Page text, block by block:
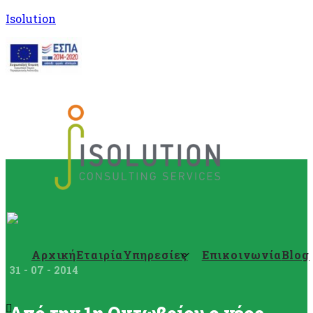
Isolution
ΑρχικήΕταιρίαΥπηρεσίες ΕπικοινωνίαBlog
31 - 07 - 2014